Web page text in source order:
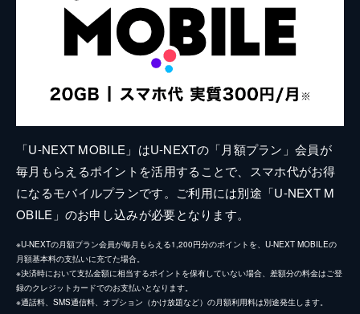
「U-NEXT MOBILE」はU-NEXTの「月額プラン」会員が
毎月もらえるポイントを活用することで、スマホ代がお得
になるモバイルプランです。ご利用には別途「U-NEXT M
OBILE」のお申し込みが必要となります。
※U-NEXTの月額プラン会員が毎月もらえる1,200円分のポイントを、U-NEXT MOBILEの
月額基本料の支払いに充てた場合。
※決済時において支払金額に相当するポイントを保有していない場合、差額分の料金はご登
録のクレジットカードでのお支払いとなります。
※通話料、SMS通信料、オプション（かけ放題など）の月額利用料は別途発生します。